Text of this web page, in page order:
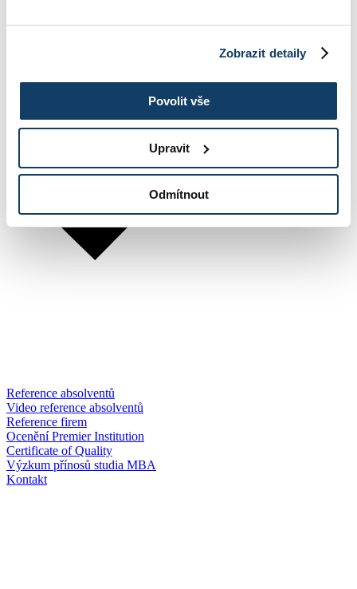
Zobrazit detaily
Povolit vše
Upravit
Odmítnout
Reference absolventů
Video reference absolventů
Reference firem
Ocenění Premier Institution
Certificate of Quality
Výzkum přínosů studia MBA
Kontakt